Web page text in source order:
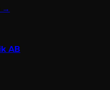
→
AB